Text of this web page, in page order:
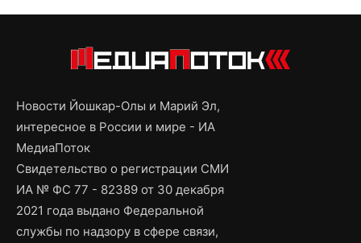
Новости Йошкар-Олы и Марий Эл,
интересное в России и мире - ИА
МедиаПоток
Свидетельство о регистрации СМИ
ИА № ФС 77 - 82389 от 30 декабря
2021 года выдано Федеральной
службы по надзору в сфере связи,